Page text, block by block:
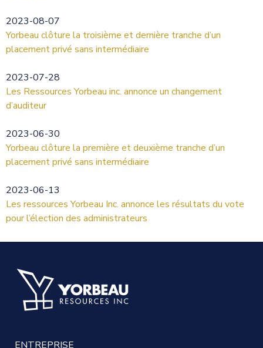
2023-08-07
Yorbeau clôture la troisième et dernière tranche d’un
placement privé sans intermédiaire
2023-07-28
Les Ressources Yorbeau inc. annonce un changement
d’auditeur
2023-06-30
Yorbeau clôture la première et deuxième tranche d’un
placement privé sans intermédiaire
2023-06-13
Les ressources Yorbeau Inc. annonce les résultats du vote
pour l’élection des administrateurs
ENTREPRISE